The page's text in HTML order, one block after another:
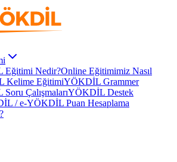
Eğitimi Nedir?Online Eğitimimiz Nasıl
Kelime EğitimiYÖKDİL Grammer
ÇalışmalarıYÖKDİL Destek
/ e-YÖKDİL Puan Hesaplama